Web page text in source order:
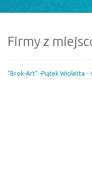
Firmy z
"Brok-Art" -Piątek Wioletta -